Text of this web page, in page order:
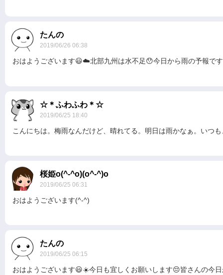
たんの
2019/06/26 06:38
おはようございます😃☁️北部九州は水不足😯今日から雨の予報で
☆＊ふわふわ＊☆
2019/06/25 18:40
こんにちは。梅雨なんだけど、晴れてる。明日は雨かなぁ。いつも
桜姫o(^-^o)(o^-^)o
2019/06/25 06:31
おはようございます(^-^)
たんの
2019/06/25 06:15
おはようございます😃☀️今日も宜しくお願いします😔皆さんの今